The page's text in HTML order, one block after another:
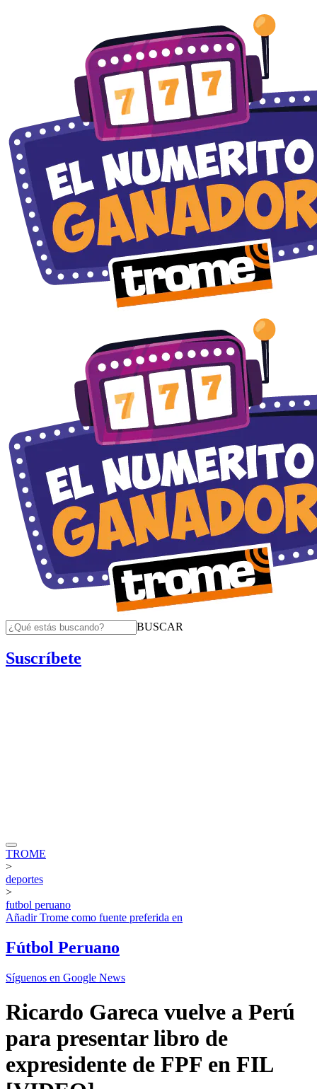
BUSCAR
Suscríbete
TROME
>
deportes
>
futbol peruano
AñadirTrome como fuente preferida en
Fútbol Peruano
Síguenos en Google News
Ricardo Gareca vuelve a Perú
para presentar libro de
expresidente de FPF en FIL